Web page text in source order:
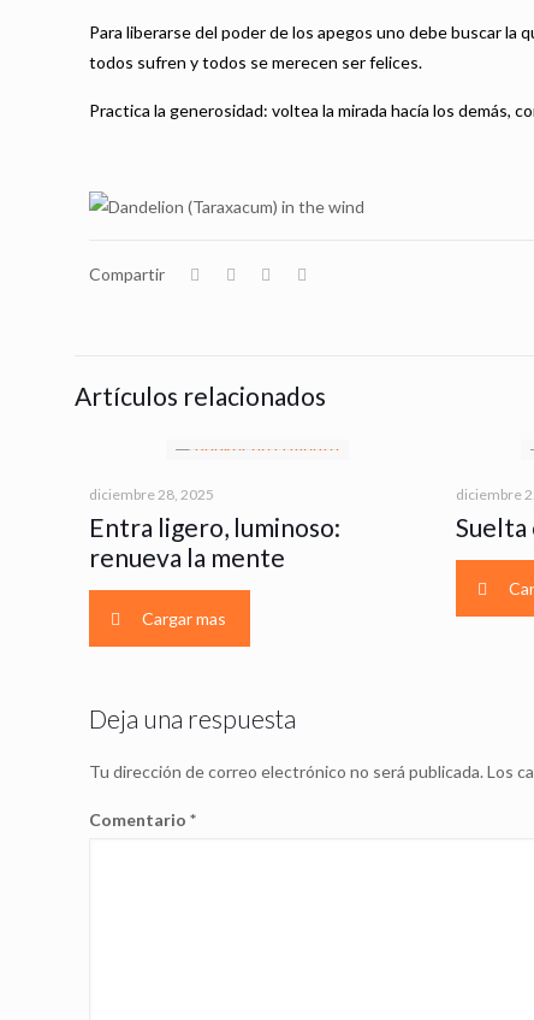
Para liberarse del poder de los apegos uno debe buscar la
todos sufren y todos se merecen ser felices.
Practica la generosidad: voltea la mirada hacía los demás,
Compartir
Artículos relacionados
diciembre 28, 2025
Entra ligero, luminoso:
renueva la mente
Cargar mas
diciembre
Suelta
Deja una respuesta
Tu dirección de correo electrónico no será publicada. Los
Comentario*